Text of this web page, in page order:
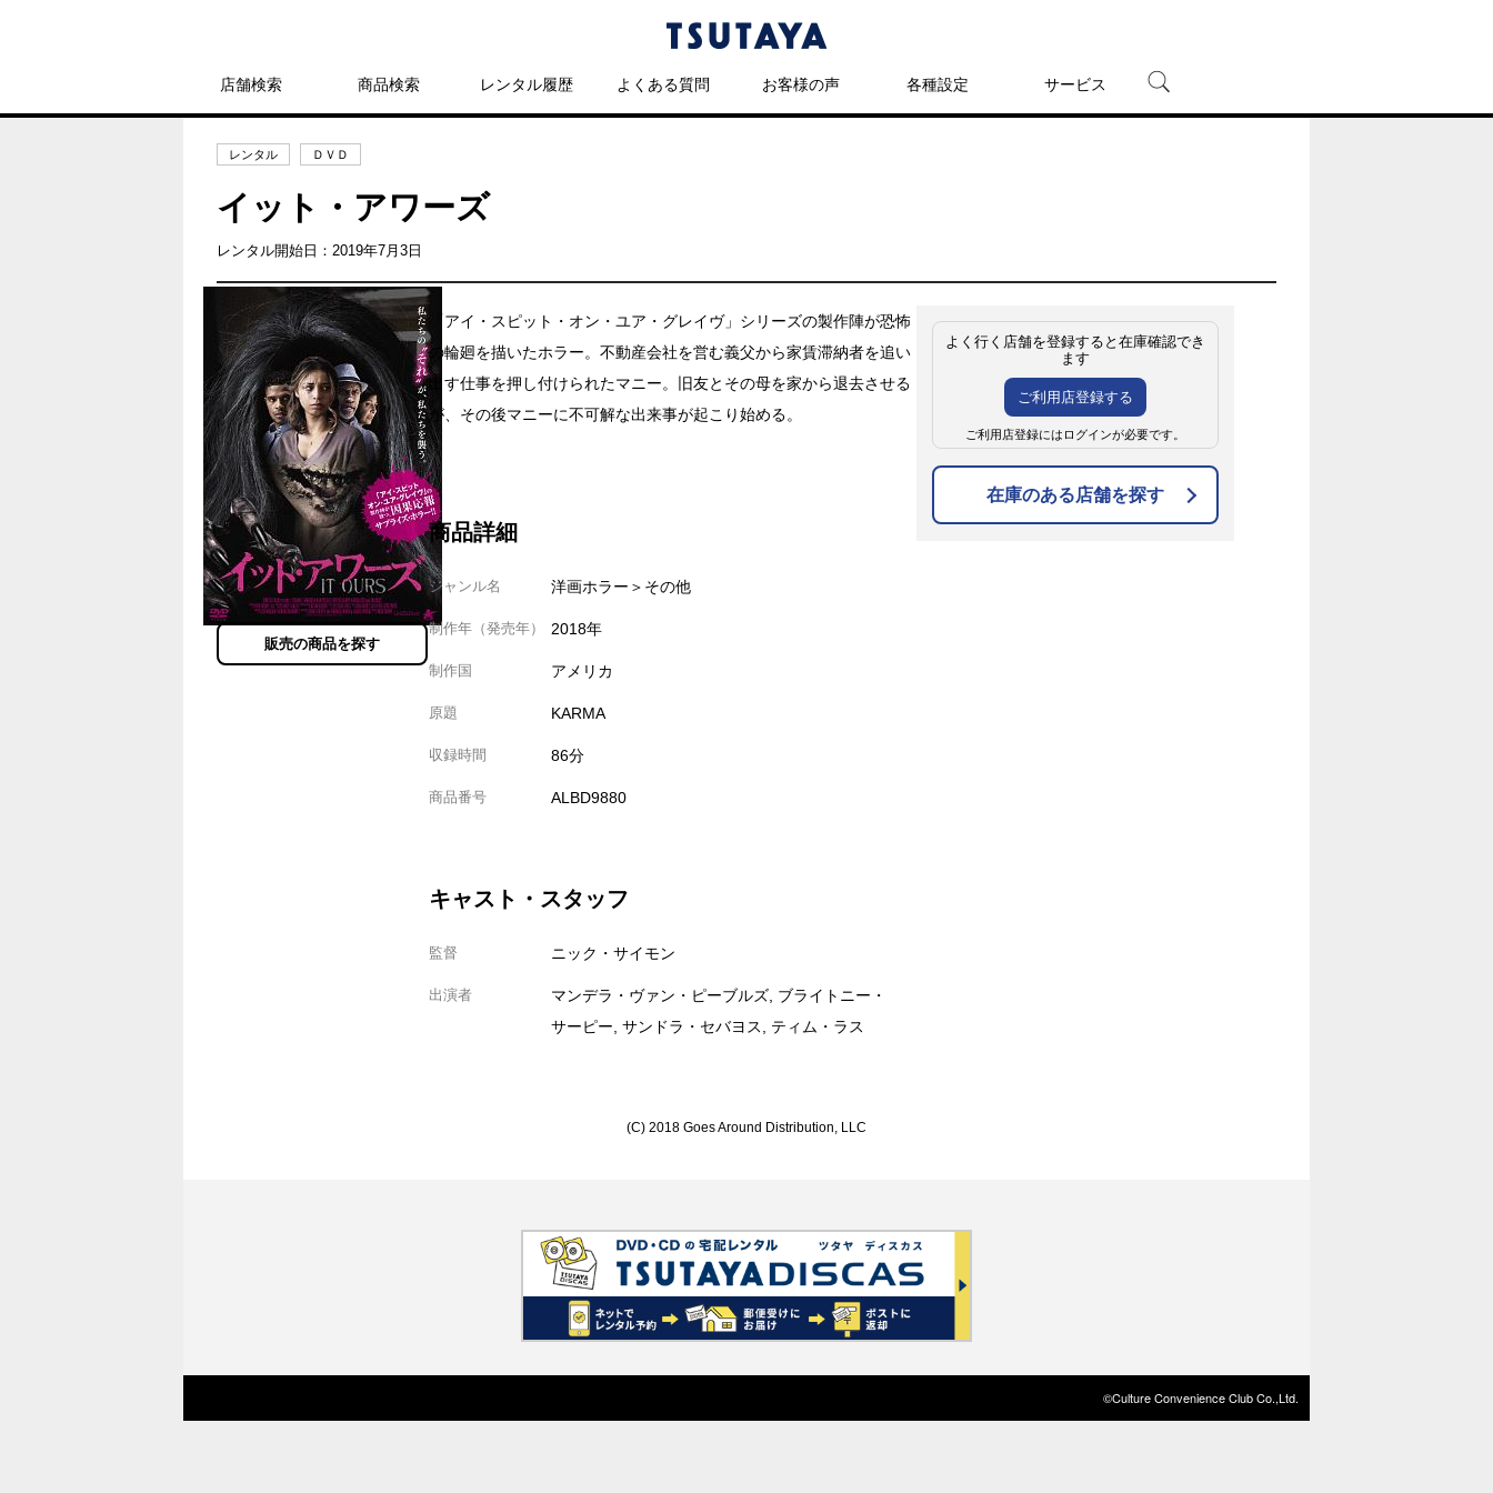
店舗検索 商品検索 レンタル履歴 よくある質問 お客様の声 各種設定 サービス
レンタル ＤＶＤ
イット・アワーズ
レンタル開始日：2019年7月3日
販売の商品を探す
「アイ・スピット・オン・ユア・グレイヴ」シリーズの製作陣が恐怖
の輪廻を描いたホラー。不動産会社を営む義父から家賃滞納者を追い
出す仕事を押し付けられたマニー。旧友とその母を家から退去させる
が、その後マニーに不可解な出来事が起こり始める。
商品詳細
ジャンル名 洋画ホラー＞その他
制作年（発売年） 2018年
制作国 アメリカ
原題 KARMA
収録時間 86分
商品番号 ALBD9880
キャスト・スタッフ
監督 ニック・サイモン
出演者
マンデラ・ヴァン・ピーブルズ, ブライトニー・
サーピー, サンドラ・セバヨス, ティム・ラス
よく行く店舗を登録すると在庫確認でき
ます
ご利用店登録する
ご利用店登録にはログインが必要です。
在庫のある店舗を探す
(C) 2018 Goes Around Distribution, LLC
©Culture Convenience Club Co.,Ltd.